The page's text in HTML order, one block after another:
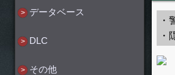
・
データベース
DLC
その他